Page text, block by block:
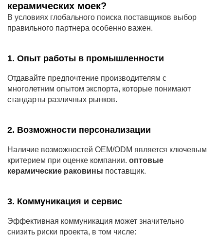
керамических моек?
В условиях глобального поиска поставщиков выбор
правильного партнера особенно важен.
1. Опыт работы в промышленности
Отдавайте предпочтение производителям с
многолетним опытом экспорта, которые понимают
стандарты различных рынков.
2. Возможности персонализации
Наличие возможностей OEM/ODM является ключевым
критерием при оценке компании. оптовые
керамические раковины поставщик.
3. Коммуникация и сервис
Эффективная коммуникация может значительно
снизить риски проекта, в том числе: